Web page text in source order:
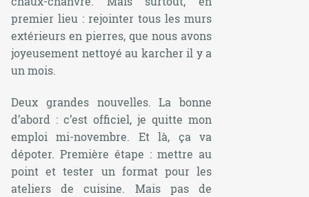
premier lieu : rejointer tous les murs
extérieurs en pierres, que nous avons
joyeusement nettoyé au karcher il y a
un mois.
Deux grandes nouvelles. La bonne
d’abord : c’est officiel, je quitte mon
emploi mi-novembre. Et là, ça va
dépoter. Première étape : mettre au
point et tester un format pour les
ateliers de cuisine. Mais pas de